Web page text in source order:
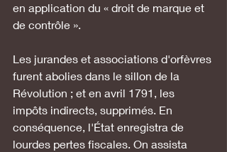
en application du « droit de marque et
de contrôle ».
Les jurandes et associations d'orfèvres
furent abolies dans le sillon de la
Révolution ; et en avril 1791, les
impôts indirects, supprimés. En
conséquence, l'État enregistra de
lourdes pertes fiscales. On assista